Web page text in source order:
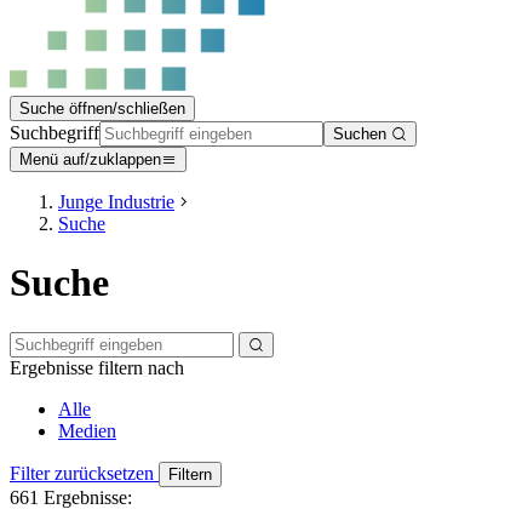
Suche öffnen/schließen
Suchbegriff
Suchen
Menü auf/zuklappen
Junge Industrie
Suche
Suche
Ergebnisse filtern nach
Alle
Medien
Filter zurücksetzen
661 Ergebnisse: